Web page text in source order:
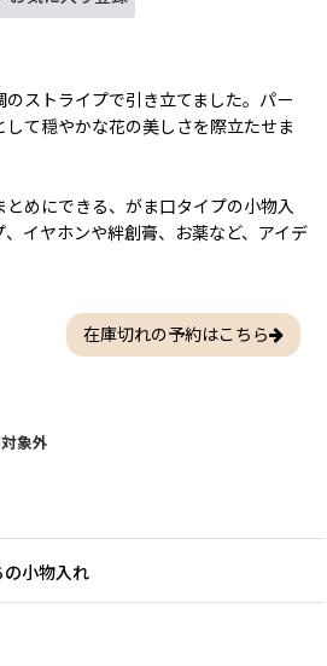
ストライプで引き立てました。パー
て穏やかな花の美しさを際立たせま
めにできる、がま口タイプの小物入
イヤホンや絆創膏、お薬など、アイデ
在庫切れの予約はこちら
象外
の小物入れ